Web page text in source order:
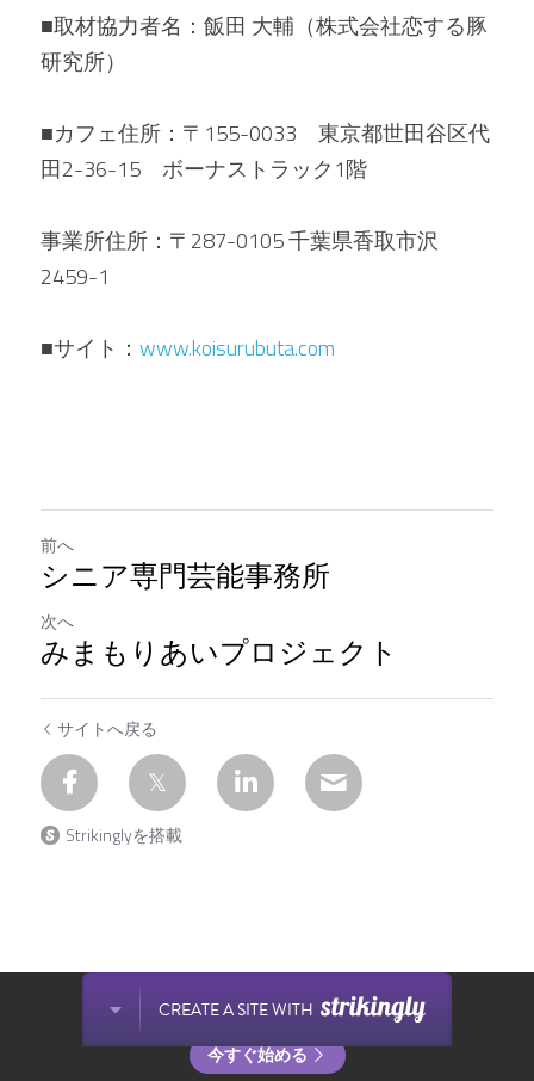
■取材協力者名：飯田 大輔（株式会社恋する豚
研究所）
■カフェ住所：〒155-0033　東京都世田谷区代
田2-36-15　ボーナストラック1階
事業所住所：〒287-0105 千葉県香取市沢
2459-1
■サイト： www.koisurubuta.com
前へ
シニア専門芸能事務所
次へ
みまもりあいプロジェクト
サイトへ戻る
Strikinglyを搭載
CREATE A SITE WITH
今すぐに無料でウェブサイトを作成しましょう！
今すぐ始める